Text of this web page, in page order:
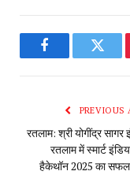
Facebook
PREVIOUS
रतलाम: श्री योगींद्र
रतलाम में स्मार्ट
हैकेथॉन 2025 का